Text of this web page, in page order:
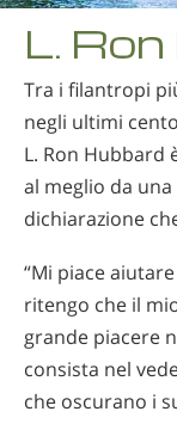
L.
Tra i filantropi
negli ultimi
L. Ron Hubbard
al meglio da
dichiarazione
“Mi piace
ritengo che il
grande piacere
consista nel
che oscurano i